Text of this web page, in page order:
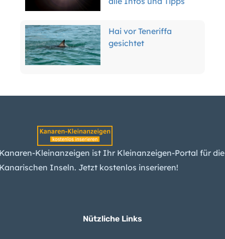
gesichtet
Kanaren-Mietwagen:
Der Boom ist vorbei –
was das für Kunden
bedeutet
Erdbeben am Teide –
Kleinanzeigen ist Ihr Kleinanzeigen-Portal für die
Inseln. Jetzt kostenlos inserieren!
Nützliche Links